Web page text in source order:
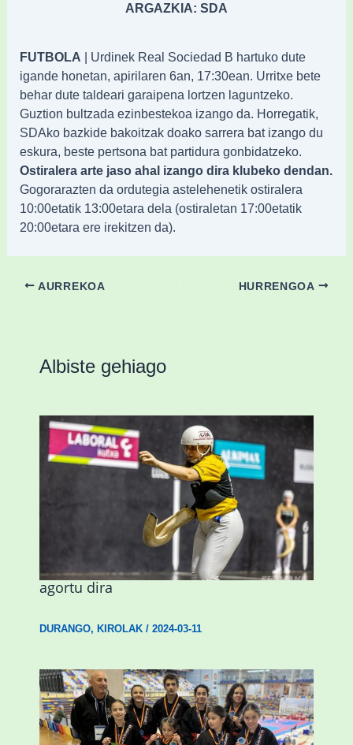
ARGAZKIA: SDA
FUTBOLA | Urdinek Real Sociedad B hartuko dute
igande honetan, apirilaren 6an, 17:30ean. Urritxe bete
behar dute taldeari garaipena lortzen laguntzeko.
Guztion bultzada ezinbestekoa izango da. Horregatik,
SDAko bazkide bakoitzak doako sarrera bat izango du
eskura, beste pertsona bat partidura gonbidatzeko.
Ostiralera arte jaso ahal izango dira klubeko dendan.
Gogorarazten da ordutegia astelehenetik ostiralera
10:00etatik 13:00etara dela (ostiraletan 17:00etatik
20:00etara ere irekitzen da).
AURREKOA HURRENGOA
Albiste gehiago
Astelehenean Durangon jokatuko den
emakumezkoen zesta finaleko sarrerak
agortu dira
DURANGO, KIROLAK/ 2024-03-11